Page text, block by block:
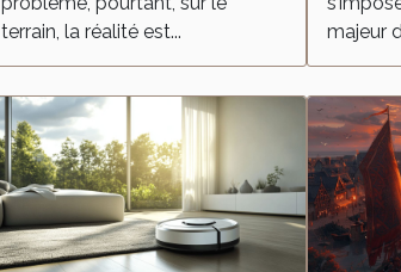
terrain, la réalité est...
majeur